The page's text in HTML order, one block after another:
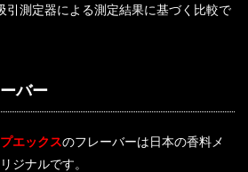
測定器による測定結果に基づく比較で
バー
エックスのフレーバーは日本の香料メ
ジナルです。